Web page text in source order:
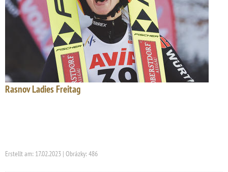
Rasnov Ladies Freitag
Erstellt am: 17.02.2023 | Obrázky: 486